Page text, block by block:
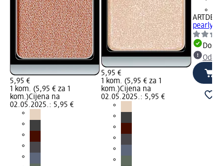
5,95 €
1 kom. (5,95 € za 1
kom.)Cijena na
02.05.2025.: 5,95 €
5,95 €
1 kom. (5,95 € za 1
kom.)Cijena na
02.05.2025.: 5,95 €
pearly